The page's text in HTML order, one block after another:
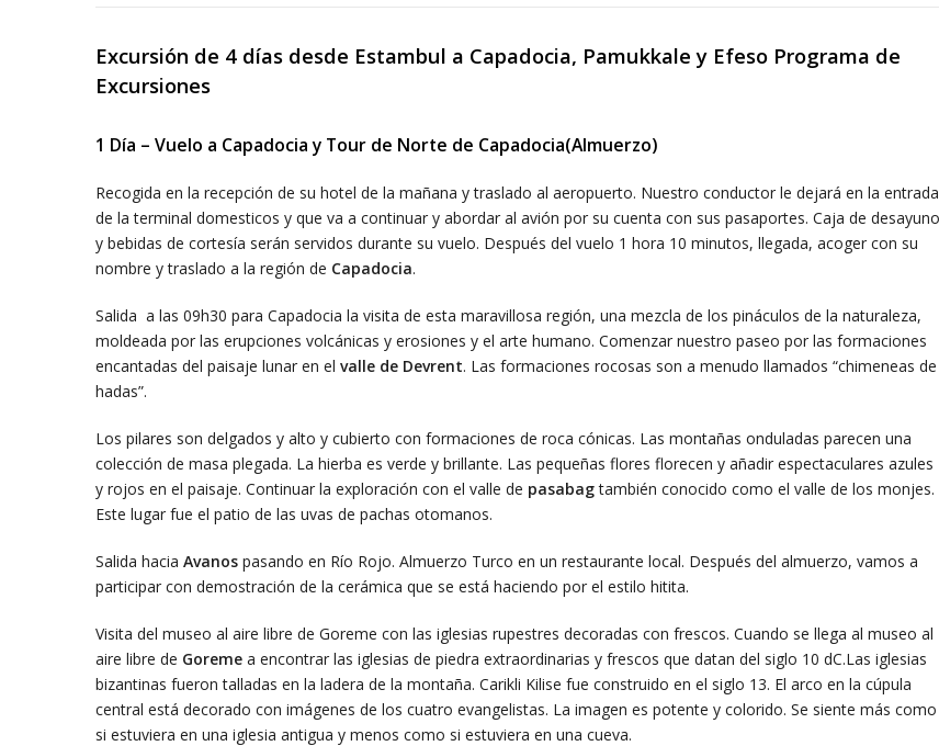
Excursión de 4 días desde Estambul a Capadocia, Pamukkale y Efeso Programa de
Excursiones
1 Día – Vuelo a Capadocia y Tour de Norte de Capadocia(Almuerzo)
Recogida en la recepción de su hotel de la mañana y traslado al aeropuerto. Nuestro conductor le dejará en la entrada
de la terminal domesticos y que va a continuar y abordar al avión por su cuenta con sus pasaportes. Caja de desayuno
y bebidas de cortesía serán servidos durante su vuelo. Después del vuelo 1 hora 10 minutos, llegada, acoger con su
nombre y traslado a la región de Capadocia.
Salida a las 09h30 para Capadocia la visita de esta maravillosa región, una mezcla de los pináculos de la naturaleza,
moldeada por las erupciones volcánicas y erosiones y el arte humano. Comenzar nuestro paseo por las formaciones
encantadas del paisaje lunar en el valle de Devrent. Las formaciones rocosas son a menudo llamados “chimeneas de
hadas”.
Los pilares son delgados y alto y cubierto con formaciones de roca cónicas. Las montañas onduladas parecen una
colección de masa plegada. La hierba es verde y brillante. Las pequeñas flores florecen y añadir espectaculares azules
y rojos en el paisaje. Continuar la exploración con el valle de pasabagtambién conocido como el valle de los monjes.
Este lugar fue el patio de las uvas de pachas otomanos.
Salida hacia Avanos pasando en Río Rojo. Almuerzo Turco en un restaurante local. Después del almuerzo, vamos a
participar con demostración de la cerámica que se está haciendo por el estilo hitita.
Visita del museo al aire libre de Goreme con las iglesias rupestres decoradas con frescos. Cuando se llega al museo al
aire libre de Goreme a encontrar las iglesias de piedra extraordinarias y frescos que datan del siglo 10 dC.Las iglesias
bizantinas fueron talladas en la ladera de la montaña. Carikli Kilise fue construido en el siglo 13. El arco en la cúpula
central está decorado con imágenes de los cuatro evangelistas. La imagen es potente y colorido. Se siente más como
si estuviera en una iglesia antigua y menos como si estuviera en una cueva.